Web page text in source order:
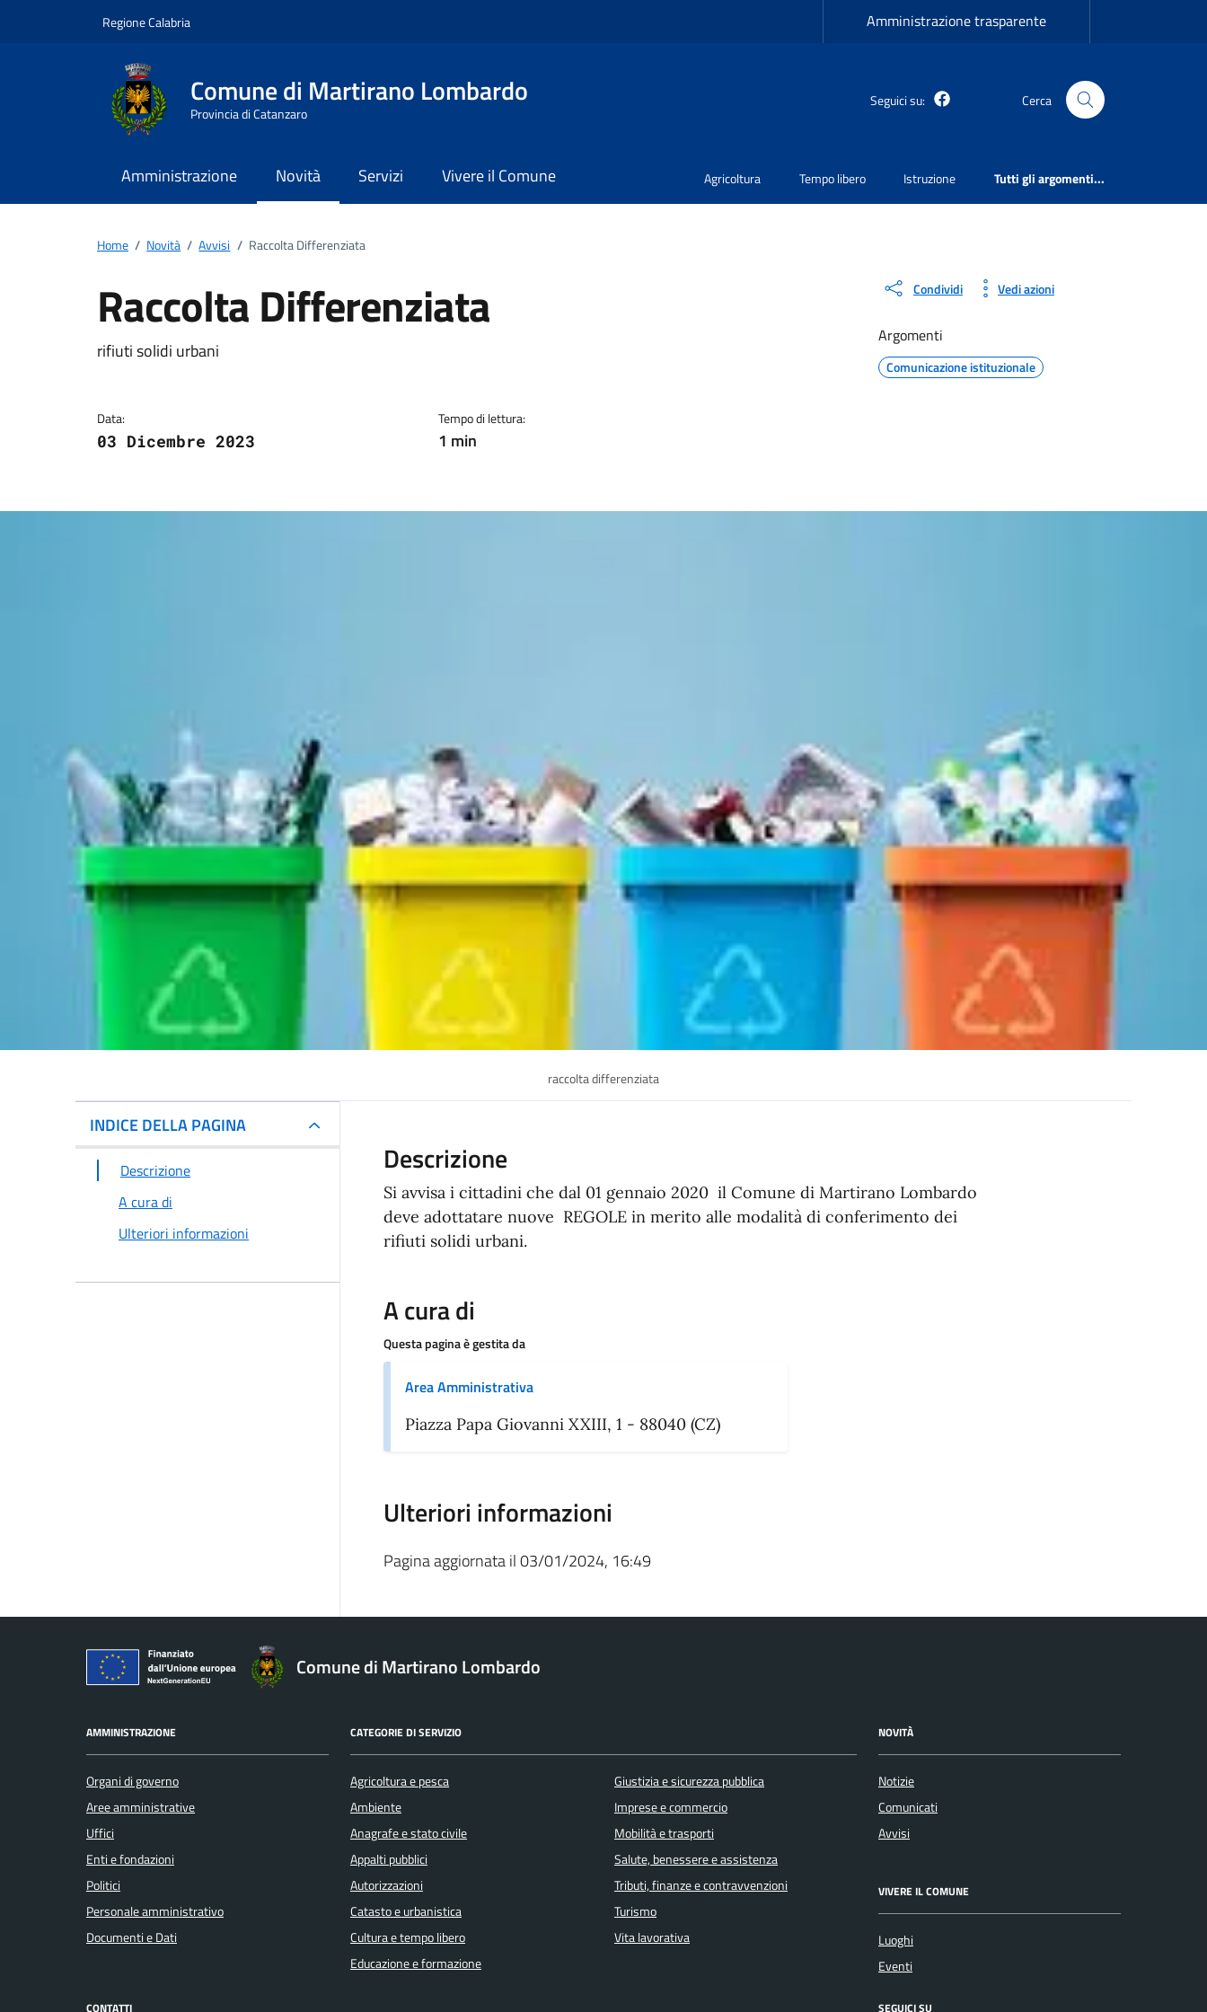
Regione Calabria Amministrazione trasparente
Comune di Martirano Lombardo
Provincia di Catanzaro
Seguici su: Martirano Lombardo Facebook
Cerca
Amministrazione Novità Servizi Vivere il Comune Agricoltura Tempo libero Istruzione Tutti gli argomenti...
Home / Novità / Avvisi / Raccolta Differenziata
Raccolta Differenziata
Dettagli della notizia
rifiuti solidi urbani
Data:
03 Dicembre 2023
Tempo di lettura:
1 min
Condividi Vedi azioni
Argomenti
Comunicazione istituzionale
raccolta differenziata
INDICE DELLA PAGINA
Descrizione
A cura di
Ulteriori informazioni
Descrizione
Si avvisa i cittadini che dal 01 gennaio 2020 il Comune di Martirano Lombardo
deve adottatare nuove REGOLE in merito alle modalità di conferimento dei
rifiuti solidi urbani.
A cura di
Questa pagina è gestita da
Area Amministrativa
Piazza Papa Giovanni XXIII, 1 - 88040 (CZ)
Ulteriori informazioni
Pagina aggiornata il 03/01/2024, 16:49
Comune di Martirano Lombardo
AMMINISTRAZIONE
Organi di governo
Aree amministrative
Uffici
Enti e fondazioni
Politici
Personale amministrativo
Documenti e Dati
CATEGORIE DI SERVIZIO
Agricoltura e pesca
Ambiente
Anagrafe e stato civile
Appalti pubblici
Autorizzazioni
Catasto e urbanistica
Cultura e tempo libero
Educazione e formazione
Giustizia e sicurezza pubblica
Imprese e commercio
Mobilità e trasporti
Salute, benessere e assistenza
Tributi, finanze e contravvenzioni
Turismo
Vita lavorativa
NOVITÀ
Notizie
Comunicati
Avvisi
VIVERE IL COMUNE
Luoghi
Eventi
CONTATTI SEGUICI SU